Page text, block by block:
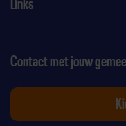
Links
Contact met jouw